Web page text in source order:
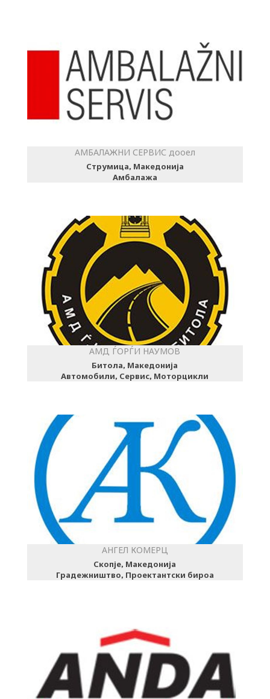
АМБАЛАЖНИ СЕРВИС дооел
Струмица, Македонија
Амбалажа
АМД ЃОРЃИ НАУМОВ
Битола, Македонија
Автомобили, Сервис, Моторцикли
АНГЕЛ КОМЕРЦ
Скопје, Македонија
Градежништво, Проектантски бироа